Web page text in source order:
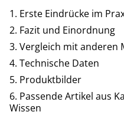
Erste Eindrücke im
Fazit und Einordnung
Vergleich mit anderen
Technische Daten
Produktbilder
Passende Artikel aus
Wissen